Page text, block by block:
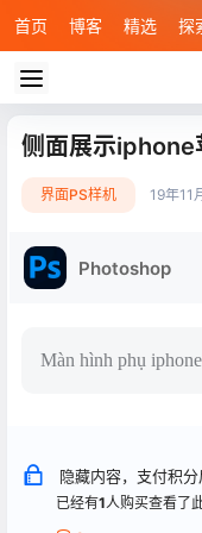
首页 博客 精选 探
侧面展示iphone
界面PS样机 19年11
Photoshop
Màn hình phụ
隐藏内容，支付积
已经有1人购买查看了